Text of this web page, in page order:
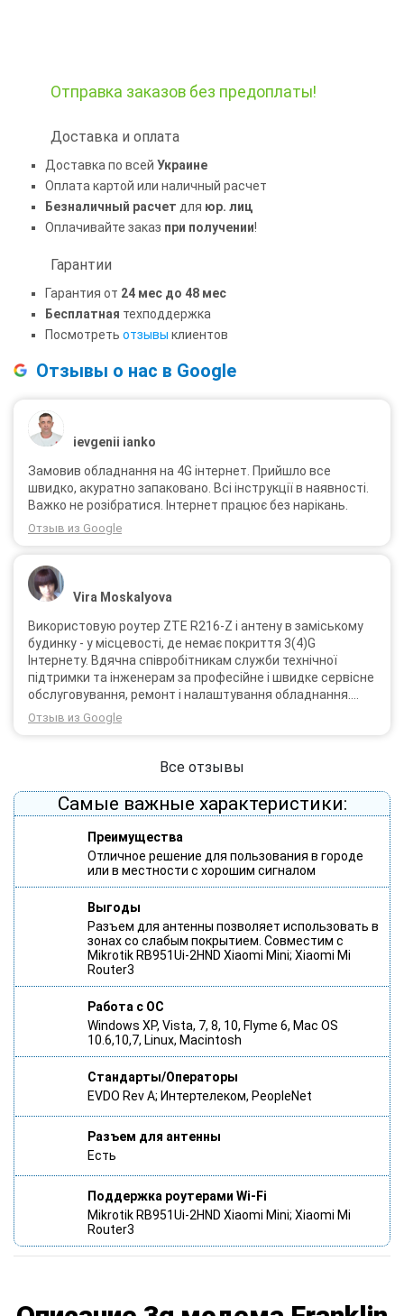
Отправка заказов без предоплаты!
Доставка и оплата
Доставка по всей Украине
Оплата картой или наличный расчет
Безналичный расчет для юр. лиц
Оплачивайте заказ при получении!
Гарантии
Гарантия от 24 мес до 48 мес
Бесплатная техподдержка
Посмотреть отзывы клиентов
Отзывы о нас в Google
ievgenii ianko
Замовив обладнання на 4G інтернет. Прийшло все
швидко, акуратно запаковано. Всі інструкції в наявності.
Важко не розібратися. Інтернет працює без нарікань.
Отзыв из Google
Vira Moskalyova
Використовую роутер ZTE R216-Z і антену в заміському
будинку - у місцевості, де немає покриття 3(4)G
Інтернету. Вдячна співробітникам служби технічної
підтримки та інженерам за професійне і швидке сервісне
обслуговування, ремонт і налаштування обладнання.
Через 3 роки після покупки я не шкодую про прийняте
тоді рішення придбати обладнання в компанії 3G star
Отзыв из Google
Все отзывы
Самые важные характеристики:
Преимущества
Отличное решение для пользования в городе
или в местности с хорошим сигналом
Выгоды
Разъем для антенны позволяет использовать в
зонах со слабым покрытием. Совместим с
Mikrotik RB951Ui-2HND Xiaomi Mini; Xiaomi Mi
Router3
Работа с ОС
Windows XP, Vista, 7, 8, 10, Flyme 6, Mac OS
10.6,10,7, Linux, Macintosh
Стандарты/Операторы
EVDO Rev A; Интертелеком, PeopleNet
Разъем для антенны
Есть
Поддержка роутерами Wi-Fi
Mikrotik RB951Ui-2HND Xiaomi Mini; Xiaomi Mi
Router3